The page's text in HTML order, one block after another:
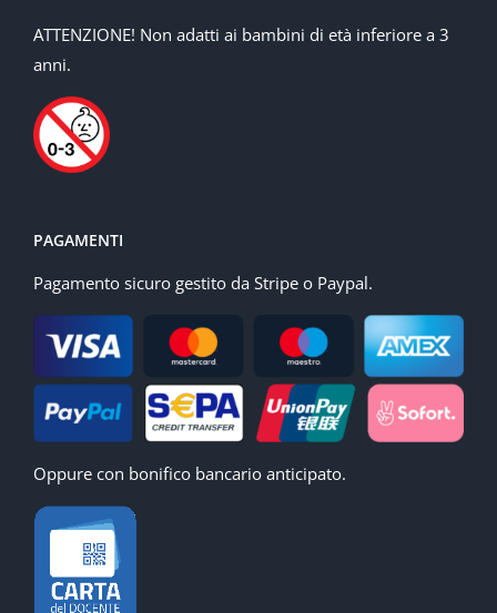
ATTENZIONE! Non adatti ai bambini di età inferiore a 3
anni.
PAGAMENTI
Pagamento sicuro gestito da Stripe o Paypal.
Oppure con bonifico bancario anticipato.